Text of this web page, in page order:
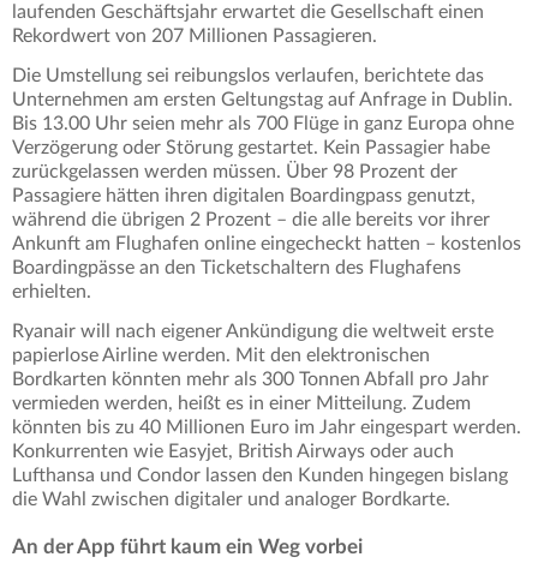
laufenden Geschäftsjahr erwartet die Gesellschaft einen
Rekordwert von 207 Millionen Passagieren.
Die Umstellung sei reibungslos verlaufen, berichtete das
Unternehmen am ersten Geltungstag auf Anfrage in Dublin.
Bis 13.00 Uhr seien mehr als 700 Flüge in ganz Europa ohne
Verzögerung oder Störung gestartet. Kein Passagier habe
zurückgelassen werden müssen. Über 98 Prozent der
Passagiere hätten ihren digitalen Boardingpass genutzt,
während die übrigen 2 Prozent – die alle bereits vor ihrer
Ankunft am Flughafen online eingecheckt hatten – kostenlos
Boardingpässe an den Ticketschaltern des Flughafens
erhielten.
Ryanair will nach eigener Ankündigung die weltweit erste
papierlose Airline werden. Mit den elektronischen
Bordkarten könnten mehr als 300 Tonnen Abfall pro Jahr
vermieden werden, heißt es in einer Mitteilung. Zudem
könnten bis zu 40 Millionen Euro im Jahr eingespart werden.
Konkurrenten wie Easyjet, British Airways oder auch
Lufthansa und Condor lassen den Kunden hingegen bislang
die Wahl zwischen digitaler und analoger Bordkarte.
An der App führt kaum ein Weg vorbei